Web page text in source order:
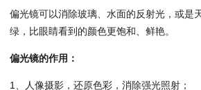
偏光镜可以消除玻璃、水面的反射光，或是
绿，比眼睛看到的颜色更饱和、鲜艳。
偏光镜的作用：
1、人像摄影，还原色彩，消除强光照射；